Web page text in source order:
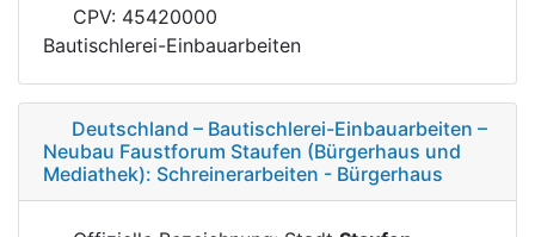
CPV: 45420000
Bautischlerei-Einbauarbeiten
Deutschland – Bautischlerei-Einbauarbeiten –
Neubau Faustforum Staufen (Bürgerhaus und
Mediathek): Schreinerarbeiten - Bürgerhaus